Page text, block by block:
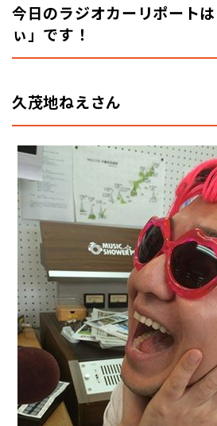
今日のラジオカーリポート
ぃ」です！
久茂地ねえさん